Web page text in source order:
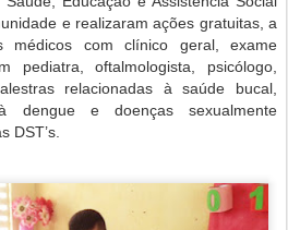
e realizaram ações gratuitas, a
médicos com clínico geral, exame
pediatra, oftalmologista, psicólogo,
relacionadas à saúde bucal,
dengue e doenças sexualmente
DST’s.